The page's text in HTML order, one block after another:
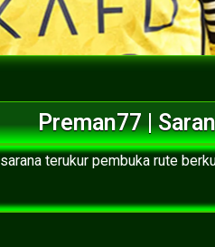
Preman77 |
sarana terukur pembuka rute